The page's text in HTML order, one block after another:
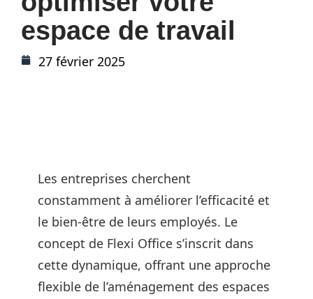
espace de travail
27 février 2025
Les entreprises cherchent
constamment à améliorer l’efficacité et
le bien-être de leurs employés. Le
concept de Flexi Office s’inscrit dans
cette dynamique, offrant une approche
flexible de l’aménagement des espaces